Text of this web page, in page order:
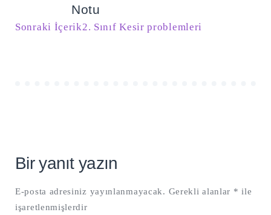
Notu
Sonraki İçerik2. Sınıf Kesir problemleri
Bir yanıt yazın
E-posta adresiniz yayınlanmayacak. Gerekli alanlar * ile
işaretlenmişlerdir